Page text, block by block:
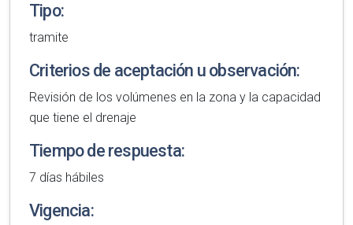
Tipo:
tramite
Criterios de aceptación u observación:
Revisión de los volúmenes en la zona y la capacidad
que tiene el drenaje
Tiempo de respuesta:
7 días hábiles
Vigencia: